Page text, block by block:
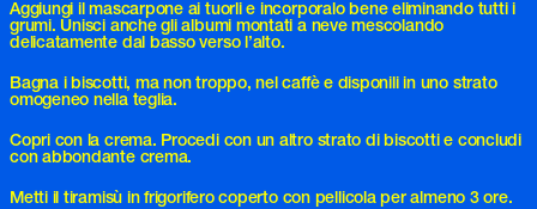
Aggiungi il mascarpone ai tuorli e incorporalo bene eliminando tutti i
grumi. Unisci anche gli albumi montati a neve mescolando
delicatamente dal basso verso l’alto.
Bagna i biscotti, ma non troppo, nel caffè e disponili in uno strato
omogeneo nella teglia.
Copri con la crema. Procedi con un altro strato di biscotti e concludi
con abbondante crema.
Metti il tiramisù in frigorifero coperto con pellicola per almeno 3 ore.